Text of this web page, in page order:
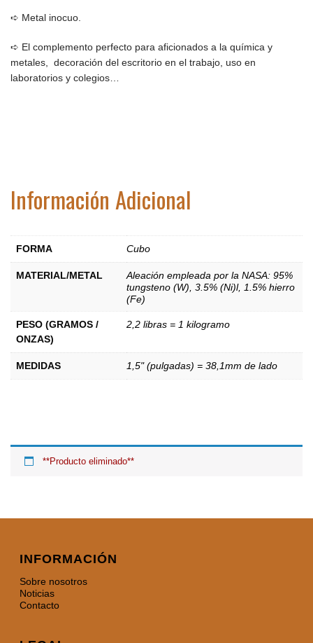
➪ Metal inocuo.
➪ El complemento perfecto para aficionados a la química y
metales, decoración del escritorio en el trabajo, uso en
laboratorios y colegios…
Información Adicional
FORMA Cubo
MATERIAL/METAL
Aleación empleada por la NASA: 95%
tungsteno (W), 3.5% (Ni)l, 1.5% hierro
(Fe)
PESO (GRAMOS /
ONZAS)
2,2 libras = 1 kilogramo
MEDIDAS 1,5" (pulgadas) = 38,1mm de lado
**Producto eliminado**
INFORMACIÓN
Sobre nosotros
Noticias
Contacto